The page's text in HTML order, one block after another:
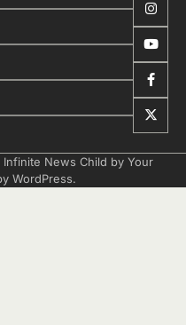
| Infinite News Child by Your
WordPress.